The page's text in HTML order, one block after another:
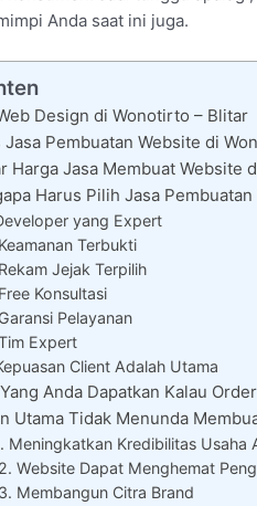
Anda saat ini juga.
Design di Wonotirto – Blitar
Jasa Pembuatan Website di
Harga Jasa Membuat Website
Harus Pilih Jasa
yang Expert
Keamanan Terbukti
Rekam Jejak Terpilih
Free Konsultasi
Garansi Pelayanan
Expert
Client Adalah Utama
Anda Dapatkan Kalau
Utama Tidak Menunda
Meningkatkan Kredibilitas Usaha
2. Website Dapat Menghemat
3. Membangun Citra Brand